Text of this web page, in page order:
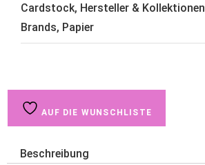
Cardstock, Hersteller & Kollektionen
Brands, Papier
AUF DIE WUNSCHLISTE
Beschreibung